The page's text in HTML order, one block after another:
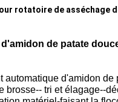
rotatoire de asséchage
de patate
automatique d'amidon
brosse-- tri et élagage--